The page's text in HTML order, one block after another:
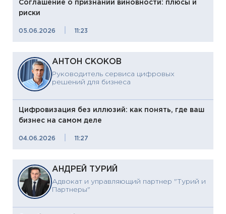
Соглашение о признании виновности: плюсы и
риски
05.06.2026 11:23
АНТОН СКОКОВ
Руководитель сервиса цифровых
решений для бизнеса
Цифровизация без иллюзий: как понять, где ваш
бизнес на самом деле
04.06.2026 11:27
АНДРЕЙ ТУРИЙ
Адвокат и управляющий партнер "Турий и
Партнеры"